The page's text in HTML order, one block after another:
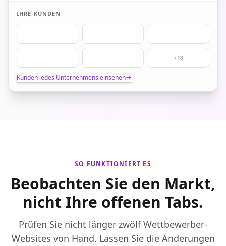
IHRE KUNDEN
+18
Kunden jedes Unternehmens einsehen
SO FUNKTIONIERT ES
Beobachten Sie den Markt,
nicht Ihre offenen Tabs.
Prüfen Sie nicht länger zwölf Wettbewerber-
Websites von Hand. Lassen Sie die Änderungen